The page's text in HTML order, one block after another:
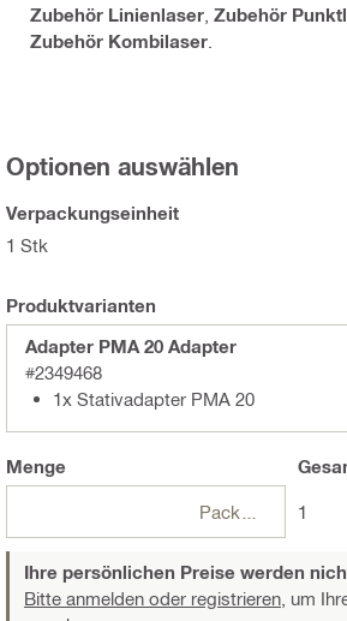
Zubehör Linienlaser Zubehör
Zubehör Kombilaser
Optionen auswählen
Verpackungseinheit
1 Stk
Produktvarianten
Adapter PMA 20 Adapter
#2349468
1x Stativadapter PMA 20
Menge
Packungen 1
Ihre persönlichen Preise werden
Bitte anmelden oder registrieren, um